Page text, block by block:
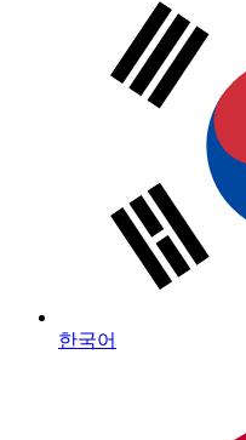
한국어